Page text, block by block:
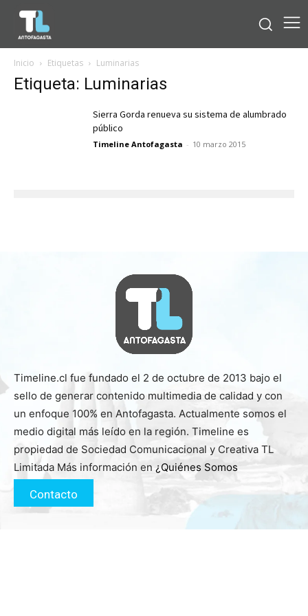
Inicio Etiquetas Luminarias
Etiqueta: Luminarias
Sierra Gorda renueva su sistema de alumbrado
público
Timeline Antofagasta - 10 marzo 2015
Timeline.cl fue fundado el 2 de octubre de 2013 bajo el
sello de generar contenido multimedia de calidad y con
un enfoque 100% en Antofagasta. Actualmente somos el
medio digital más leído en la región. Timeline es
propiedad de Sociedad Comunicacional y Creativa TL
Limitada Más información en ¿Quiénes Somos
Contacto